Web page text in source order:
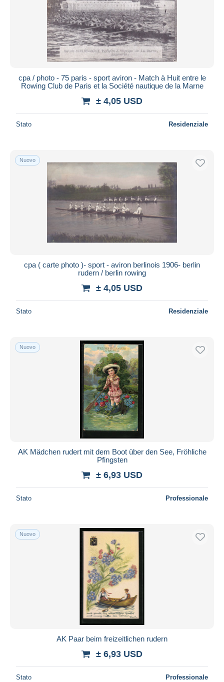
cpa / photo - 75 paris - sport aviron - Match à Huit entre le
Rowing Club de Paris et la Société nautique de la Marne
± 4,05 USD
Stato Residenziale
Nuovo
cpa ( carte photo )- sport - aviron berlinois 1906- berlin
rudern / berlin rowing
± 4,05 USD
Stato Residenziale
Nuovo
AK Mädchen rudert mit dem Boot über den See, Fröhliche
Pfingsten
± 6,93 USD
Stato Professionale
Nuovo
AK Paar beim freizeitlichen rudern
± 6,93 USD
Stato Professionale